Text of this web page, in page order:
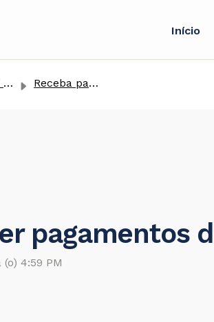
Início
Receba pagamentos de plataformas globais
pagamentos
4:59 PM